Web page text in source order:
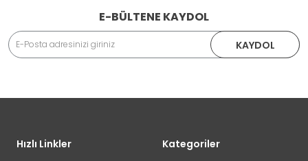
E-BÜLTENE KAYDOL
KAYDOL
Hızlı Linkler Kategoriler